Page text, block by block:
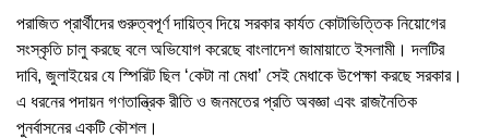
পরাজিত প্রার্থীদের গুরুত্বপূর্ণ দায়িত্ব দিয়ে সরকার কার্যত কোটাভিত্তিক নিয়োগের
সংস্কৃতি চালু করছে বলে অভিযোগ করেছে বাংলাদেশ জামায়াতে ইসলামী। দলটির
দাবি, জুলাইয়ের যে স্পিরিট ছিল ‘কেটা না মেধা’ সেই মেধাকে উপেক্ষা করছে সরকার।
এ ধরনের পদায়ন গণতান্ত্রিক রীতি ও জনমতের প্রতি অবজ্ঞা এবং রাজনৈতিক
পুনর্বাসনের একটি কৌশল।